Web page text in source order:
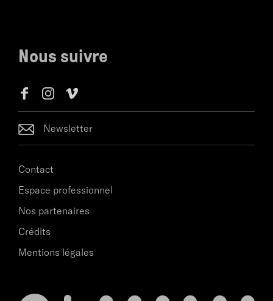
Nous suivre
Newsletter
Contact
Espace professionnel
Nos partenaires
Crédits
Mentions légales